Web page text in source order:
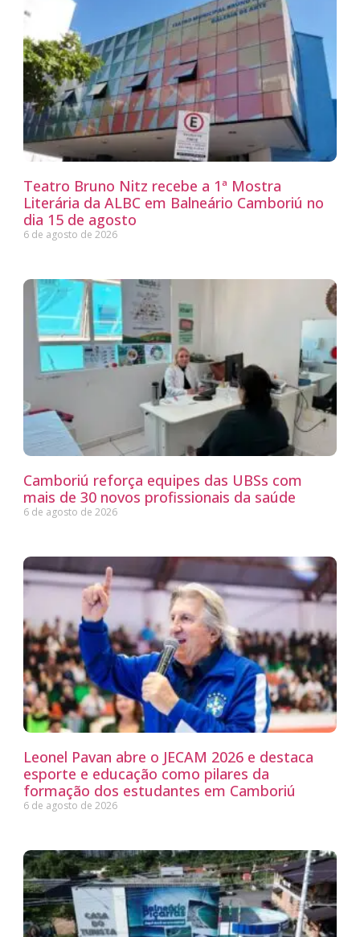
Teatro Bruno Nitz recebe a 1ª Mostra
Literária da ALBC em Balneário Camboriú no
dia 15 de agosto
6 de agosto de 2026
Camboriú reforça equipes das UBSs com
mais de 30 novos profissionais da saúde
6 de agosto de 2026
Leonel Pavan abre o JECAM 2026 e destaca
esporte e educação como pilares da
formação dos estudantes em Camboriú
6 de agosto de 2026